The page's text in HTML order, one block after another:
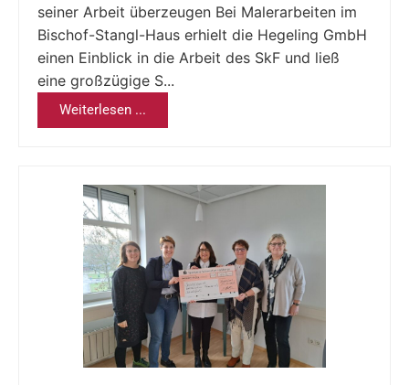
seiner Arbeit überzeugen Bei Malerarbeiten im
Bischof-Stangl-Haus erhielt die Hegeling GmbH
einen Einblick in die Arbeit des SkF und ließ
eine großzügige S...
Weiterlesen ...